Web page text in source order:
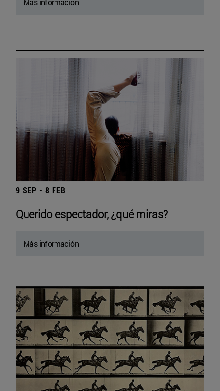
Más información
9 SEP - 8 FEB
Querido espectador, ¿qué miras?
Más información